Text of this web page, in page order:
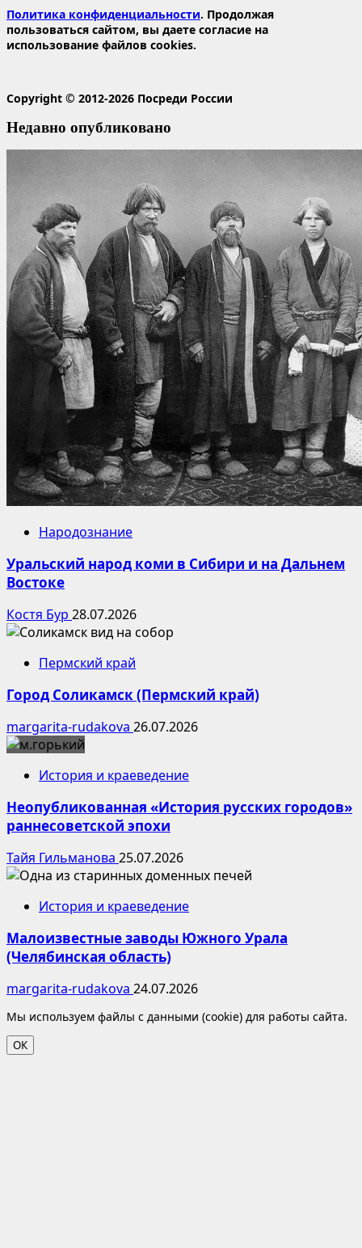
Политика конфиденциальности. Продолжая
пользоваться сайтом, вы даете согласие на
использование файлов cookies.
Copyright © 2012-2026 Посреди России
Недавно опубликовано
Народознание
Уральский народ коми в Сибири и на Дальнем
Востоке
Костя Бур 28.07.2026
Пермский край
Город Соликамск (Пермский край)
margarita-rudakova 26.07.2026
История и краеведение
Неопубликованная «История русских городов»
раннесоветской эпохи
Тайя Гильманова 25.07.2026
История и краеведение
Малоизвестные заводы Южного Урала
(Челябинская область)
margarita-rudakova 24.07.2026
Мы используем файлы с данными (cookie) для работы сайта.
ОК